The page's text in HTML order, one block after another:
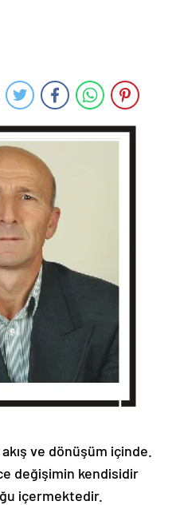
ve dönüşüm içinde.
değişimin kendisidir
içermektedir.